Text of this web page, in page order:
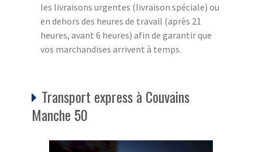
les livraisons urgentes (livraison spéciale) ou
en dehors des heures de travail (après 21
heures, avant 6 heures) afin de garantir que
vos marchandises arrivent à temps.
Transport express à Couvains
Manche 50